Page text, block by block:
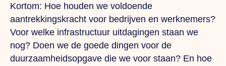
Kortom: Hoe houden we voldoende
aantrekkingskracht voor bedrijven en werknemers?
Voor welke infrastructuur uitdagingen staan we
nog? Doen we de goede dingen voor de
duurzaamheidsopgave die we voor staan? En hoe